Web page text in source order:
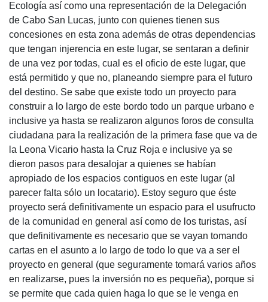
Ecología así como una representación de la Delegación
de Cabo San Lucas, junto con quienes tienen sus
concesiones en esta zona además de otras dependencias
que tengan injerencia en este lugar, se sentaran a definir
de una vez por todas, cual es el oficio de este lugar, que
está permitido y que no, planeando siempre para el futuro
del destino. Se sabe que existe todo un proyecto para
construir a lo largo de este bordo todo un parque urbano e
inclusive ya hasta se realizaron algunos foros de consulta
ciudadana para la realización de la primera fase que va de
la Leona Vicario hasta la Cruz Roja e inclusive ya se
dieron pasos para desalojar a quienes se habían
apropiado de los espacios contiguos en este lugar (al
parecer falta sólo un locatario). Estoy seguro que éste
proyecto será definitivamente un espacio para el usufructo
de la comunidad en general así como de los turistas, así
que definitivamente es necesario que se vayan tomando
cartas en el asunto a lo largo de todo lo que va a ser el
proyecto en general (que seguramente tomará varios años
en realizarse, pues la inversión no es pequeña), porque si
se permite que cada quien haga lo que se le venga en